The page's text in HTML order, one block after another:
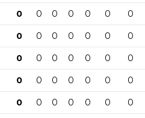
0 0 0 0 0 0 0
0 0 0 0 0 0 0
0 0 0 0 0 0 0
0 0 0 0 0 0 0
0 0 0 0 0 0 0